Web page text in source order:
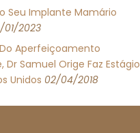
Seu Implante Mamário
01/2023
Aperfeiçoamento
Dr Samuel Orige Faz Estágio
Unidos 02/04/2018